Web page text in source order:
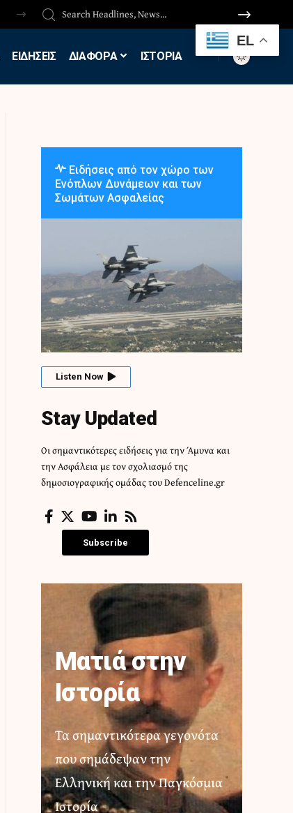
ΕΙΔΗΣΕΙΣ ΔΙΑΦΟΡΑ ΙΣΤΟΡΙΑ
Ειδήσεις από τον χώρο των
Ενόπλων Δυνάμεων και των
Σωμάτων Ασφαλείας
Listen Now
Stay Updated
Οι σημαντικότερες ειδήσεις για την Άμυνα και
την Ασφάλεια με τον σχολιασμό της
δημοσιογραφικής ομάδας του Defenceline.gr
Subscribe
Ματιά στην
Ιστορία
Τα σημαντικότερα γεγονότα
που σημάδεψαν την
Ελληνική και την Παγκόσμια
Ιστορία
EL